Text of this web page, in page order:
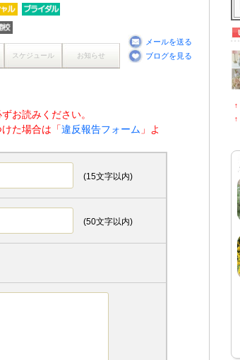
スケジュール お知らせ
メールを送る
ブログを見る
ずお読みください。
た場合は「違反報告フォーム 」よ
(15文字以内)
(50文字以内)
↑
↑